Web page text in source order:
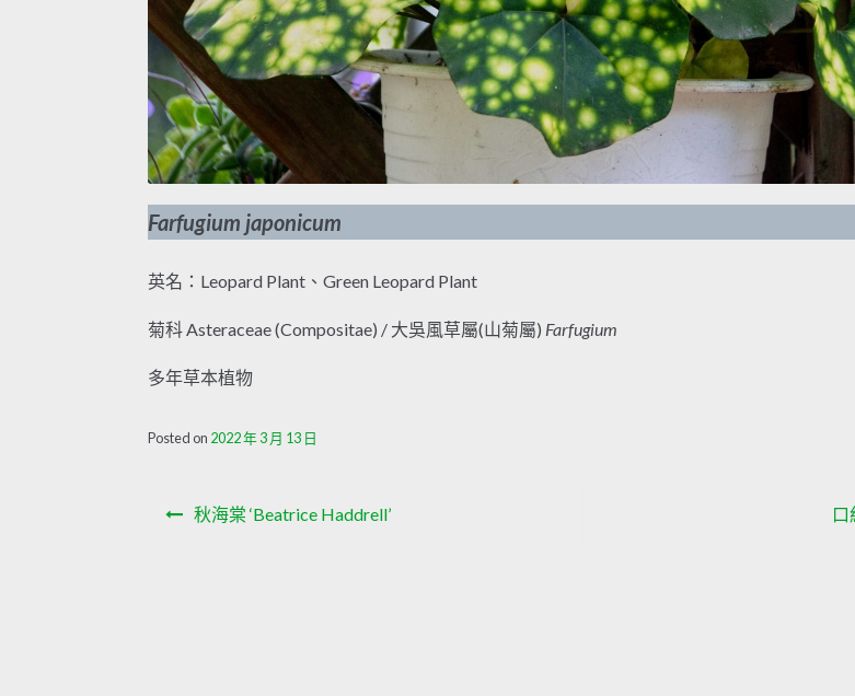
Farfugium japonicum
英名：Leopard Plant、Green Leopard Plant
菊科 Asteraceae (Compositae) / 大吳風草屬(山菊屬) Farfugium
多年草本植物
Posted on 2022 年 3 月 13 日
文 秋海棠 ‘Beatrice Haddrell’ 口